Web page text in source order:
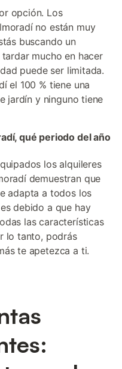
opción. Los
no están muy
buscando un
mucho en hacer
puede ser limitada.
el 100 % tiene una
jardín y ninguno tiene
qué periodo del año
los alquileres
demuestran que
adapta a todos los
debido a que hay
las características
lo tanto, podrás
te apetezca a ti.